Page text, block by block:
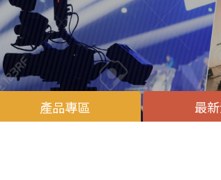
產品專區 最